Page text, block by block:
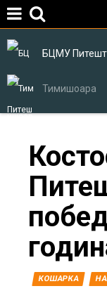
БЦМУ
Тимишоара
here
КОШАРКА